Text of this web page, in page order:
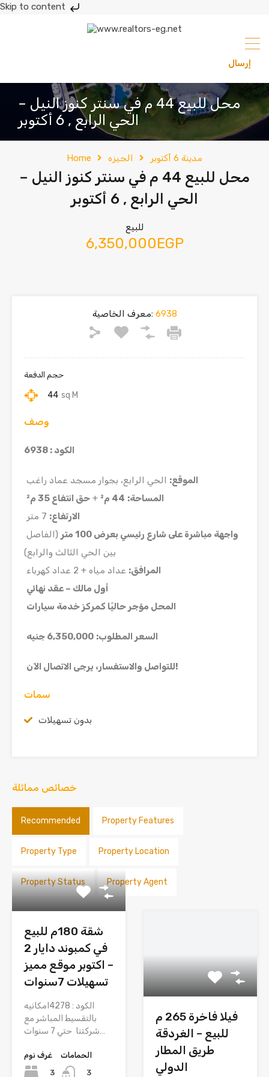
Skip to content
إرسال
محل للبيع 44 م في سنتر كنوز النيل –
الحي الرابع , 6 أكتوبر
Home الجيزه مدينة 6 أكتوبر
محل للبيع 44 م في سنتر كنوز النيل –
الحي الرابع , 6 أكتوبر
للبيع
6,350,000EGP
معرف الخاصية:6938
حجم الدفعة
44 sq M
وصف
الكود : 6938
الموقع: الحي الرابع، بجوار مسجد عماد راغب
المساحة:
44 م² + حق انتفاع 35 م²
الارتفاع:
واجهة مباشرة على شارع رئيسي بعرض 100 متر
(الفاصل
بين الحي الثالث والرابع)
المرافق: عداد مياه + 2 عداد كهرباء
أول مالك – عقد نهائي
المحل مؤجر حاليًا كمركز خدمة سيارات
السعر المطلوب:
6,350,000 جنيه
للتواصل والاستفسار، يرجى الاتصال الآن!
سمات
بدون تسهيلات
خصائص مماثلة
Recommended Property Features
Property Type Property Location
Property Status Property Agent
شقة 180م للبيع
في كمبوند دايار 2
– اكتوبر موقع مميز
تسهيلات 7سنوات
الكود : 4278امكانيه
بالتقسيط المباشر مع
شركتنا حتي 7 سنوات…
غرف نوم
3
الحمامات
3
طريق المطار
الدولي
الموقع:داخل أحدث
كمبوند أوروبي مميز على
طريق…
غرف نوم